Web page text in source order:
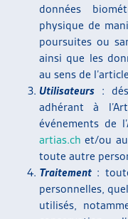
données
physique de
poursuites ou
ainsi que les
au sens de
Utilisateurs :
adhérant à
événements de
artias.ch et/ou
toute autre
Traitement :
personnelles,
utilisés,